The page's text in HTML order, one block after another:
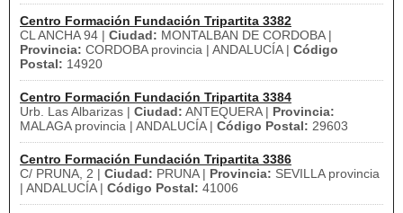
Centro Formación Fundación Tripartita 3382
CL ANCHA 94 | Ciudad: MONTALBAN DE CORDOBA |
Provincia: CORDOBA provincia | ANDALUCÍA | Código
Postal: 14920
Centro Formación Fundación Tripartita 3384
Urb. Las Albarizas | Ciudad: ANTEQUERA | Provincia:
MALAGA provincia | ANDALUCÍA | Código Postal: 29603
Centro Formación Fundación Tripartita 3386
C/ PRUNA, 2 | Ciudad: PRUNA | Provincia: SEVILLA provincia
| ANDALUCÍA | Código Postal: 41006